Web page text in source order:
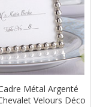
Métal Argenté
Velours Déco